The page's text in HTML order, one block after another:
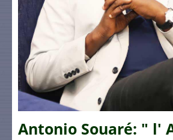
Antonio Souaré: " l'